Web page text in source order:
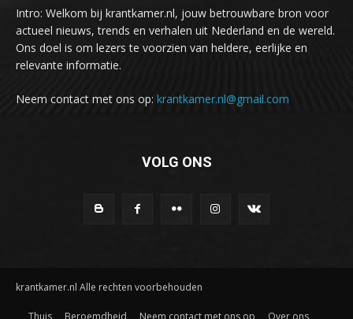
Intro: Welkom bij krantkamer.nl, jouw betrouwbare bron voor
actueel nieuws, trends en verhalen uit Nederland en de wereld.
Ons doel is om lezers te voorzien van heldere, eerlijke en
relevante informatie.
Neem contact met ons op: krantkamer.nl@gmail.com
VOLG ONS
krantkamer.nl Alle rechten voorbehouden
Thuis Beroemdheid Neem contact met ons op
Over ons